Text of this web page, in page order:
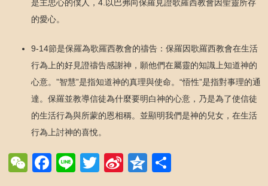
是主忠心的僕人，4.以巴弗向保羅見證歌羅西教會因聖靈所存
的愛心。
9-14節是保羅為歌羅西教會的禱告：保羅因歌羅西教會在生活
行為上的好見證禱告感謝神，願他們在屬靈的知識上知道神的
心意。”智慧”是指知道神的真理與使命。“悟性”是指對事理的通
達。保羅並教導信徒為什麼要明白神的心意，乃是為了使信徒
的生活行為與所蒙的恩相稱。並顯明我們是神的兒女，在生活
行為上討神的喜悅。
WeChat
Facebook
LineTwitter
SinaQzone